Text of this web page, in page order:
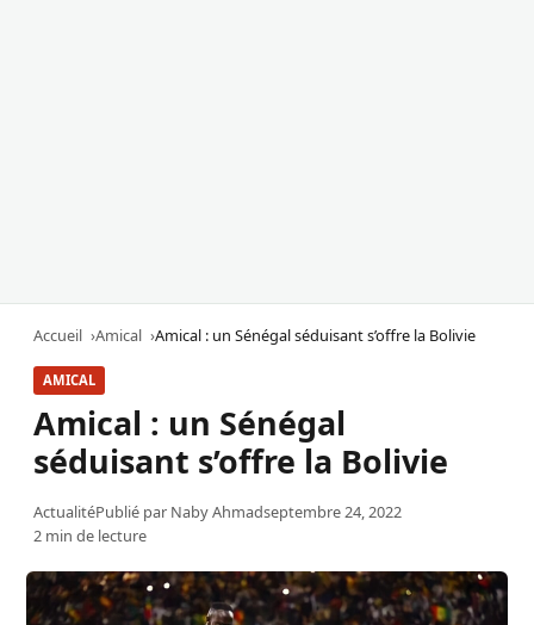
Accueil Amical Amical : un Sénégal séduisant s’offre la Bolivie
AMICAL
Amical : un Sénégal
séduisant s’offre la Bolivie
ActualitéPublié par Naby Ahmadseptembre 24, 2022
2 min de lecture